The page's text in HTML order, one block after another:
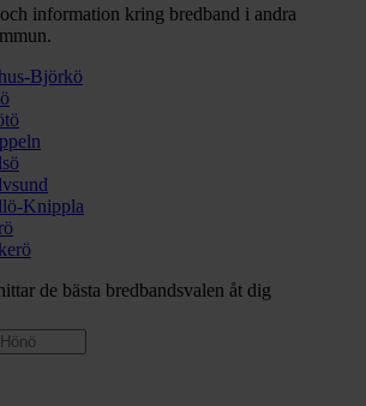
information kring bredband i andra
Björkö
Knippla
de bästa bredbandsvalen åt dig